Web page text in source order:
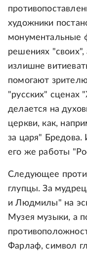
художники
монументальные
решениях "своих",
излишне
помогают
"русских" сценах
делается на
церкви, как,
за царя"
его же работы
Следующее
глупцы. За
и Людмилы" на
Музея музыки, а
Фарлаф, символ